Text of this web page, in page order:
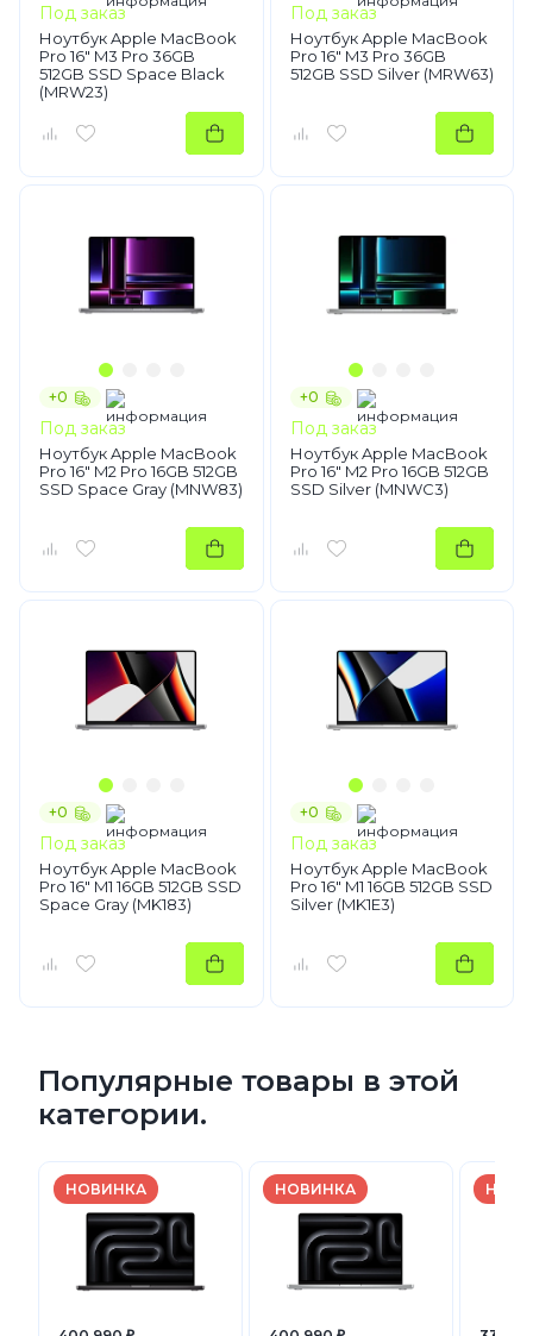
Под заказ
Ноутбук Apple MacBook
Pro 16" M3 Pro 36GB
512GB SSD Space Black
(MRW23)
Под заказ
Ноутбук Apple MacBook
Pro 16" M3 Pro 36GB
512GB SSD Silver (MRW63)
+0
Под заказ
Ноутбук Apple MacBook
Pro 16" M2 Pro 16GB 512GB
SSD Space Gray (MNW83)
+0
Под заказ
Ноутбук Apple MacBook
Pro 16" M2 Pro 16GB 512GB
SSD Silver (MNWC3)
+0
Под заказ
Ноутбук Apple MacBook
Pro 16" M1 16GB 512GB SSD
Space Gray (MK183)
+0
Под заказ
Ноутбук Apple MacBook
Pro 16" M1 16GB 512GB SSD
Silver (MK1E3)
Популярные товары в этой
категории.
НОВИНКА НОВИНКА